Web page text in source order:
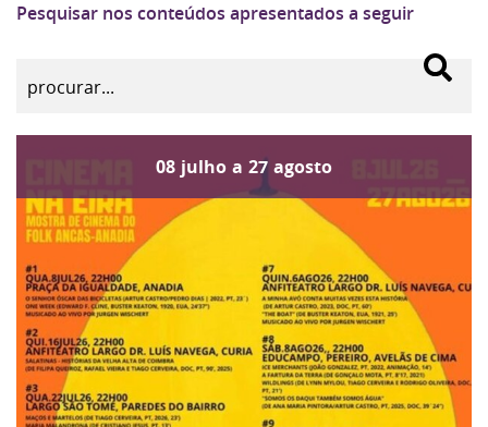
Pesquisar nos conteúdos apresentados a seguir
08 julho a 27 agosto